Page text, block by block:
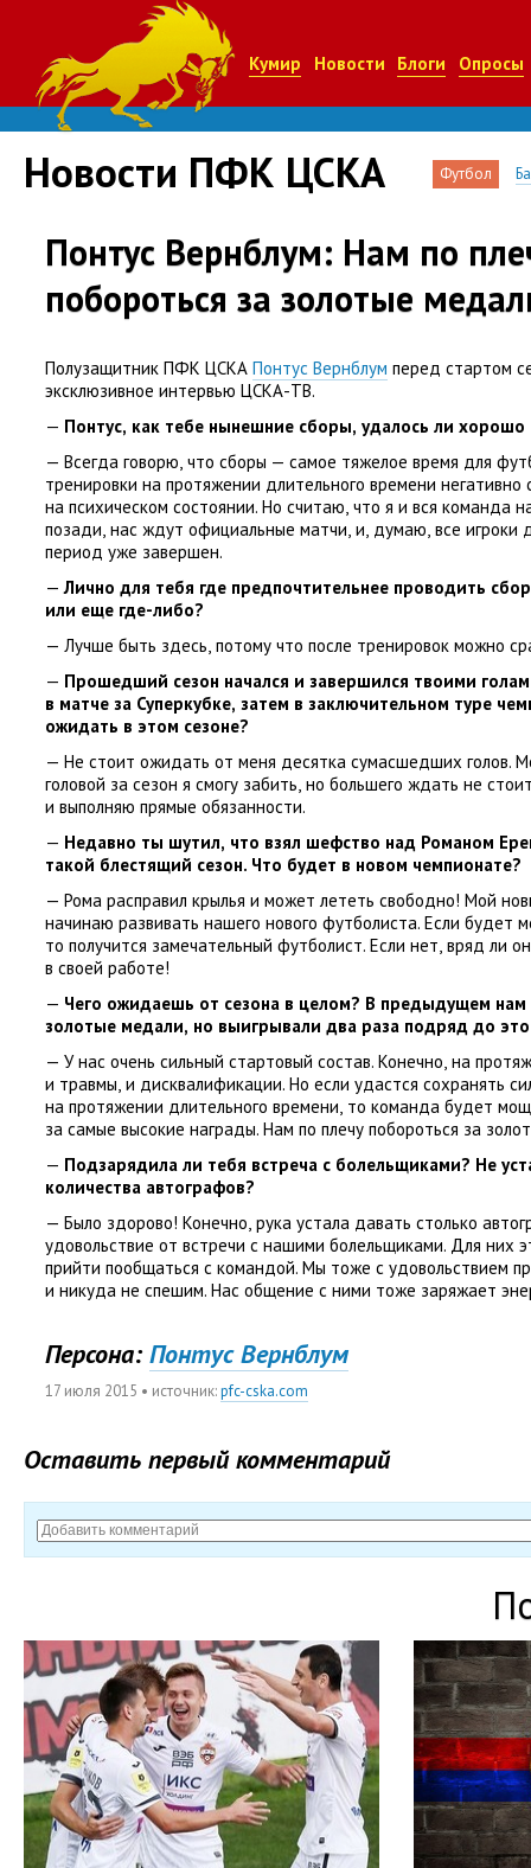
Кумир Новости Блоги Опросы
Новости ПФК ЦСКА Футбол
Понтус Вернблум: Нам по
побороться за золотые
Полузащитник ПФК ЦСКА Понтус Вернблум перед стартом
эксклюзивное интервью ЦСКА-ТВ.
— Понтус, как тебе нынешние сборы, удалось ли хорошо
— Всегда говорю, что сборы — самое тяжелое время для
тренировки на протяжении длительного времени негативно
на психическом состоянии. Но считаю, что я и вся команда
позади, нас ждут официальные матчи, и, думаю, все игроки
период уже завершен.
—Лично для тебя где предпочтительнее проводить
или еще где-либо?
— Лучше быть здесь, потому что после тренировок можно
— Прошедший сезон начался и завершился твоими
в матче за Суперкубке, затем в заключительном туре
ожидать в этом сезоне?
— Не стоит ожидать от меня десятка сумасшедших голов.
головой за сезон я смогу забить, но большего ждать не
и выполняю прямые обязанности.
— Недавно ты шутил, что взял шефство над Романом
такой блестящий сезон. Что будет в новом чемпионате?
— Рома расправил крылья и может лететь свободно! Мой
начинаю развивать нашего нового футболиста. Если будет
то получится замечательный футболист. Если нет, вряд ли
в своей работе!
— Чего ожидаешь от сезона в целом? В предыдущем нам
золотые медали, но выигрывали два раза подряд до
— У нас очень сильный стартовый состав. Конечно, на
и травмы, и дисквалификации. Но если удастся сохранять
на протяжении длительного времени, то команда будет
за самые высокие награды. Нам по плечу побороться за
— Подзарядила ли тебя встреча с болельщиками? Не
количества автографов?
— Было здорово! Конечно, рука устала давать столько
удовольствие от встречи с нашими болельщиками. Для них
прийти пообщаться с командой. Мы тоже с удовольствием
и никуда не спешим. Нас общение с ними тоже заряжает
Персона: Понтус Вернблум
17 июля 2015 • источник:pfc-cska.com
Оставить первый комментарий